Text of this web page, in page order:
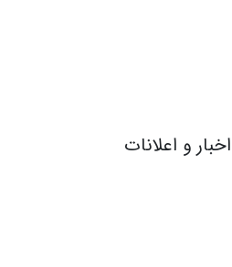
اخبار و اعلانات